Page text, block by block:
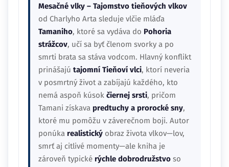
Mesačné vlky – Tajomstvo tieňových vlkov
od Charlyho Arta sleduje vlčie mláďa
Tamaniho, ktoré sa vydáva do Pohoria
strážcov, učí sa byť členom svorky a po
smrti brata sa stáva vodcom. Hlavný konflikt
prinášajú tajomní Tieňoví vlci, ktorí neveria
v posmrtný život a zabíjajú každého, kto
nemá aspoň kúsok čiernej srsti, pričom
Tamani získava predtuchy a prorocké sny,
ktoré mu pomôžu v záverečnom boji. Autor
ponúka realistický obraz života vlkov—lov,
smrť aj citlivé momenty—ale kniha je
zároveň typické rýchle dobrodružstvo so